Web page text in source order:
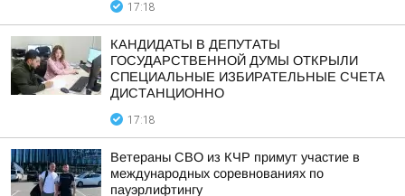
17:18
КАНДИДАТЫ В ДЕПУТАТЫ
ГОСУДАРСТВЕННОЙ ДУМЫ ОТКРЫЛИ
СПЕЦИАЛЬНЫЕ ИЗБИРАТЕЛЬНЫЕ СЧЕТА
ДИСТАНЦИОННО
17:18
Ветераны СВО из КЧР примут участие в
международных соревнованиях по
пауэрлифтингу